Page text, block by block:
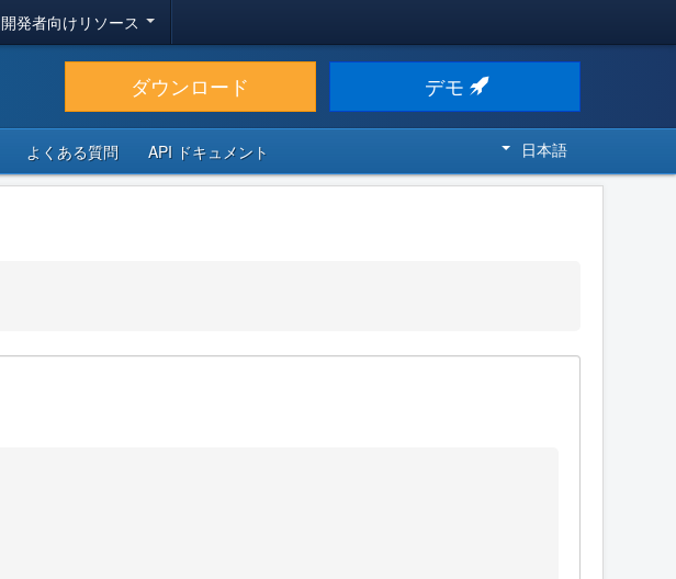
開発者向けリソース
ダウンロード デモ
よくある質問 API ドキュメント 日本語